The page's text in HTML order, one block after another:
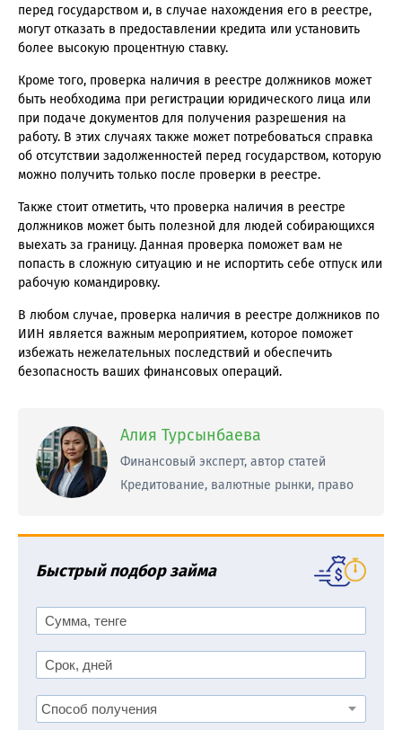
перед государством и, в случае нахождения его в реестре,
могут отказать в предоставлении кредита или установить
более высокую процентную ставку.
Кроме того, проверка наличия в реестре должников может
быть необходима при регистрации юридического лица или
при подаче документов для получения разрешения на
работу. В этих случаях также может потребоваться справка
об отсутствии задолженностей перед государством, которую
можно получить только после проверки в реестре.
Также стоит отметить, что проверка наличия в реестре
должников может быть полезной для людей собирающихся
выехать за границу. Данная проверка поможет вам не
попасть в сложную ситуацию и не испортить себе отпуск или
рабочую командировку.
В любом случае, проверка наличия в реестре должников по
ИИН является важным мероприятием, которое поможет
избежать нежелательных последствий и обеспечить
безопасность ваших финансовых операций.
Алия Турсынбаева
Финансовый эксперт, автор статей
Кредитование, валютные рынки, право
Быстрый подбор займа